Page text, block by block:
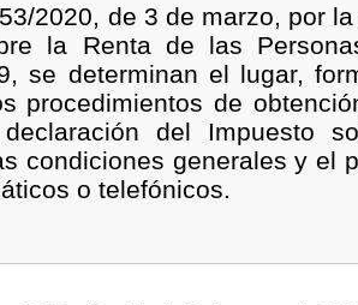
2020, de 3 de marzo, por
la Renta de las
se determinan el lugar,
procedimientos de
del Impuesto
condiciones generales y el
o telefónicos.